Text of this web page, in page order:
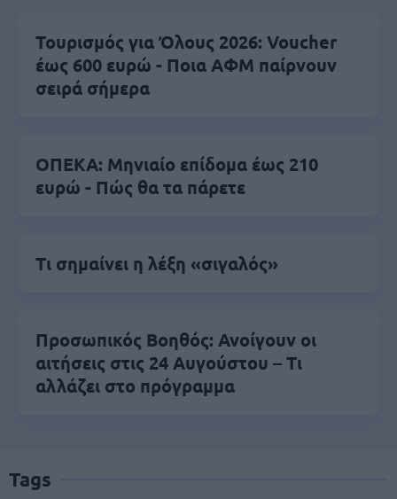
Τουρισμός για Όλους 2026: Voucher
έως 600 ευρώ - Ποια ΑΦΜ παίρνουν
σειρά σήμερα
ΟΠΕΚΑ: Μηνιαίο επίδομα έως 210
ευρώ - Πώς θα τα πάρετε
Τι σημαίνει η λέξη «σιγαλός»
Προσωπικός Βοηθός: Ανοίγουν οι
αιτήσεις στις 24 Αυγούστου – Τι
αλλάζει στο πρόγραμμα
Tags